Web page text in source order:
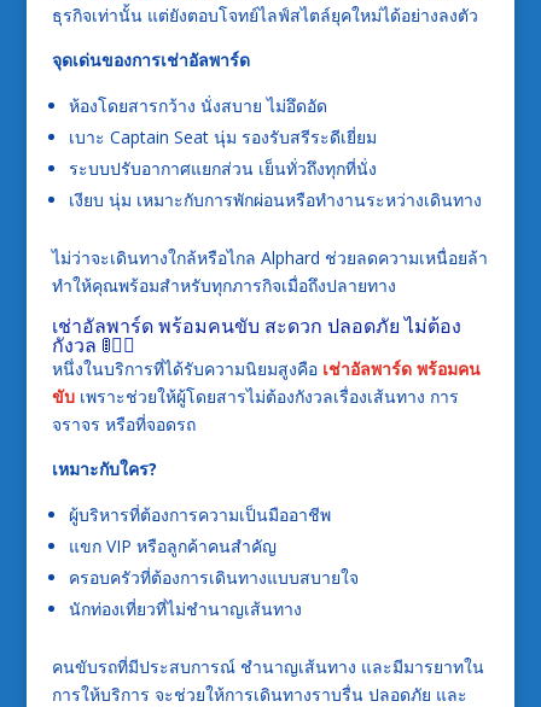
ธุรกิจเท่านั้น แต่ยังตอบโจทย์ไลฟ์สไตล์ยุคใหม่ได้อย่างลงตัว
จุดเด่นของการเช่าอัลพาร์ด
ห้องโดยสารกว้าง นั่งสบาย ไม่อึดอัด
เบาะ Captain Seat นุ่ม รองรับสรีระดีเยี่ยม
ระบบปรับอากาศแยกส่วน เย็นทั่วถึงทุกที่นั่ง
เงียบ นุ่ม เหมาะกับการพักผ่อนหรือทำงานระหว่างเดินทาง
ไม่ว่าจะเดินทางใกล้หรือไกล Alphard ช่วยลดความเหนื่อยล้า
ทำให้คุณพร้อมสำหรับทุกภารกิจเมื่อถึงปลายทาง
เช่าอัลพาร์ด พร้อมคนขับ สะดวก ปลอดภัย ไม่ต้อง
กังวล 🚦🧑‍✈️
หนึ่งในบริการที่ได้รับความนิยมสูงคือ เช่าอัลพาร์ด พร้อมคน
ขับเพราะช่วยให้ผู้โดยสารไม่ต้องกังวลเรื่องเส้นทาง การ
จราจร หรือที่จอดรถ
เหมาะกับใคร?
ผู้บริหารที่ต้องการความเป็นมืออาชีพ
แขก VIP หรือลูกค้าคนสำคัญ
ครอบครัวที่ต้องการเดินทางแบบสบายใจ
นักท่องเที่ยวที่ไม่ชำนาญเส้นทาง
คนขับรถที่มีประสบการณ์ ชำนาญเส้นทาง และมีมารยาทใน
การให้บริการ จะช่วยให้การเดินทางราบรื่น ปลอดภัย และ